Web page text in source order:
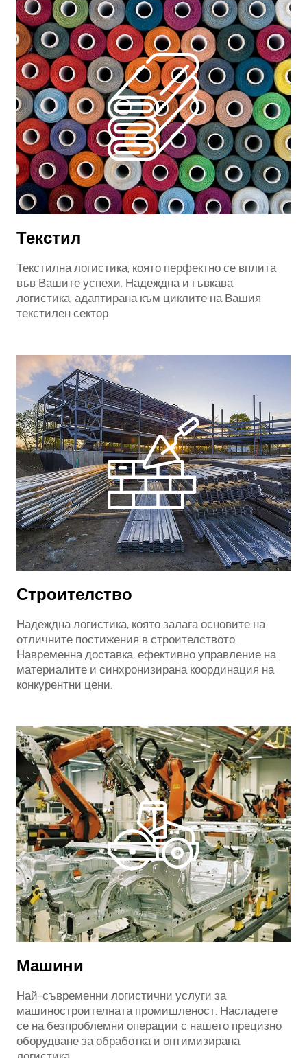
Текстил
Текстилна логистика, която перфектно се вплита
във Вашите успехи. Надеждна и гъвкава
логистика, адаптирана към циклите на Вашия
текстилен сектор.
Строителство
Надеждна логистика, която залага основите на
отличните постижения в строителството.
Навременна доставка, ефективно управление на
материалите и синхронизирана координация на
конкурентни цени.
Машини
Най-съвременни логистични услуги за
машиностроителната промишленост. Насладете
се на безпроблемни операции с нашето прецизно
оборудване за обработка и оптимизирана